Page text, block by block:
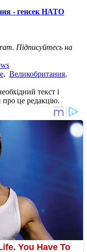
- генсек НАТО
Підписуйтесь на
, Великобритания,
текст і
про це редакцію.